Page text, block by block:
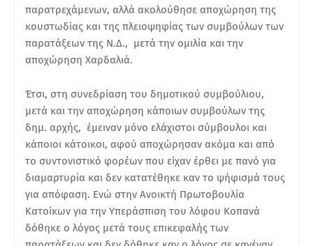
παρατρεχάμενων, αλλά ακολούθησε αποχώρηση της
κουστωδίας και της πλειοψηφίας των συμβούλων των
παρατάξεων της Ν.Δ., μετά την ομιλία και την
αποχώρηση Χαρδαλιά.
Έτσι, στη συνεδρίαση του δημοτικού συμβούλιου,
μετά και την αποχώρηση κάποιων συμβούλων της
δημ. αρχής, έμειναν μόνο ελάχιστοι σύμβουλοι και
κάποιοι κάτοικοι, αφού αποχώρησαν ακόμα και από
το συντονιστικό φορέων που είχαν έρθει με πανό για
διαμαρτυρία και δεν κατατέθηκε καν το ψήφισμά τους
για απόφαση. Ενώ στην Ανοικτή Πρωτοβουλία
Κατοίκων για την Υπεράσπιση του λόφου Κοπανά
δόθηκε ο λόγος μετά τους επικεφαλής των